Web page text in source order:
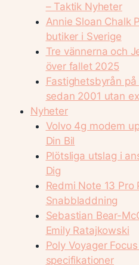
– Taktik Nyheter
Annie Sloan Chalk
butiker i Sverige
Tre vännerna och
över fallet 2025
Fastighetsbyrån
sedan 2001 utan
Nyheter
Volvo 4g modem
Din Bil
Plötsliga utslag i
Dig
Redmi Note 13 Pro
Snabbladdning
Sebastian Bear-
Emily Ratajkowski
Poly Voyager
specifikationer